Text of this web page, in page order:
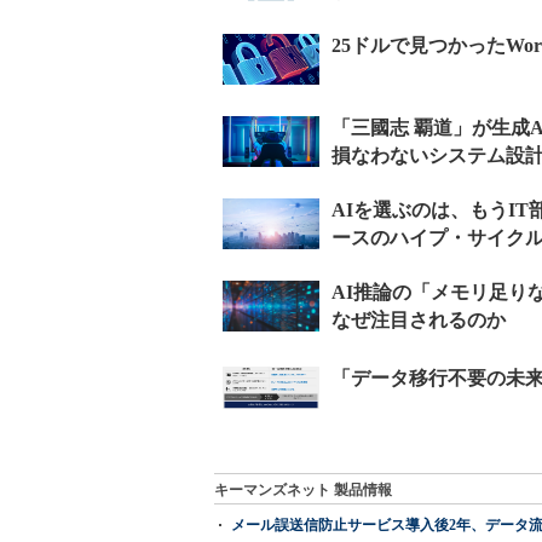
キーマンズネット 製品情報
メール誤送信防止サービス導入後2年、データ